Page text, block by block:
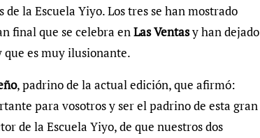
de la Escuela Yiyo. Los tres se han mostrado
final que se celebra enLas Ventasy han dejado
que es muy ilusionante.
, padrino de la actual edición, que afirmó:
para vosotros y ser el padrino de esta gran
de la Escuela Yiyo, de que nuestros dos